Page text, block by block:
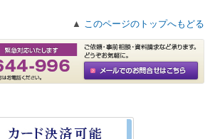
▲ このページのトップへもどる